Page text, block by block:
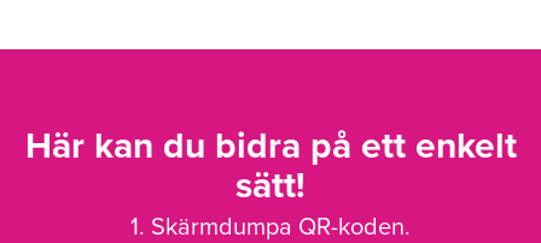
Här kan du bidra på ett enkelt
sätt!
1. Skärmdumpa QR-koden.